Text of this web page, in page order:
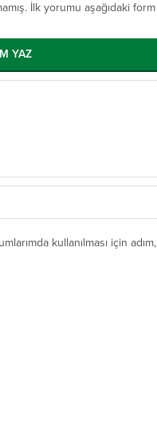
İlk yorumu aşağıdaki
YAZ
kullanılması için